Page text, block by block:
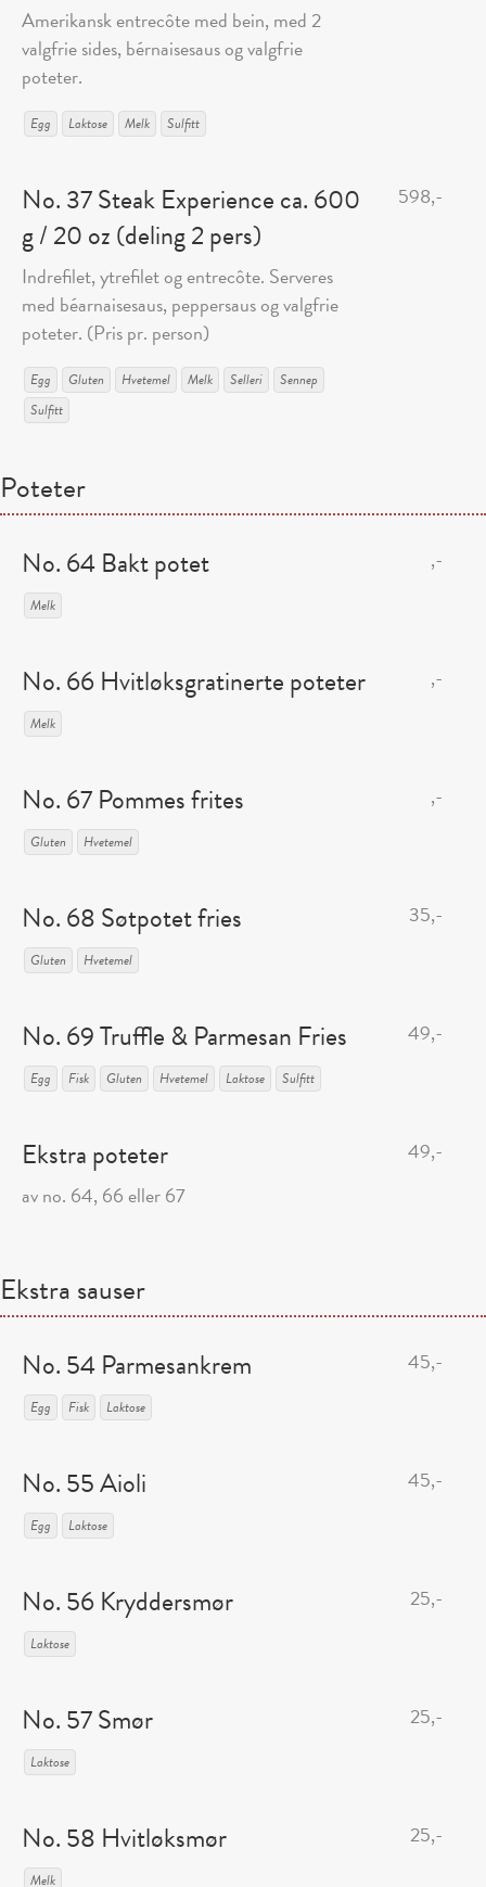
Amerikansk entrecôte med bein, med 2
valgfrie sides, bérnaisesaus og valgfrie
poteter.
Egg Laktose Melk Sulfitt
No. 37 Steak Experience ca. 600
g / 20 oz (deling 2 pers)
Indrefilet, ytrefilet og entrecôte. Serveres
med béarnaisesaus, peppersaus og valgfrie
poteter. (Pris pr. person)
Egg Gluten Hvetemel Melk Selleri
Sennep
Sulfitt
598,-
Poteter
No. 64 Bakt potet
Melk
,-
No. 66 Hvitløksgratinerte poteter
Melk
,-
No. 67 Pommes frites
Gluten Hvetemel
,-
No. 68 Søtpotet fries
Gluten Hvetemel
35,-
No. 69 Truffle & Parmesan Fries
Egg Fisk Gluten Hvetemel Laktose Sulfitt
49,-
Ekstra poteter
av no. 64, 66 eller 67
49,-
Ekstra sauser
No. 54 Parmesankrem
Egg Fisk Laktose
45,-
No. 55 Aioli
Egg Laktose
45,-
No. 56 Kryddersmør
Laktose
25,-
No. 57 Smør
Laktose
25,-
No. 58 Hvitløksmør
Melk
25,-